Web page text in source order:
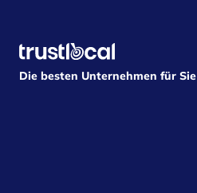
Die besten Unternehmen für Sie